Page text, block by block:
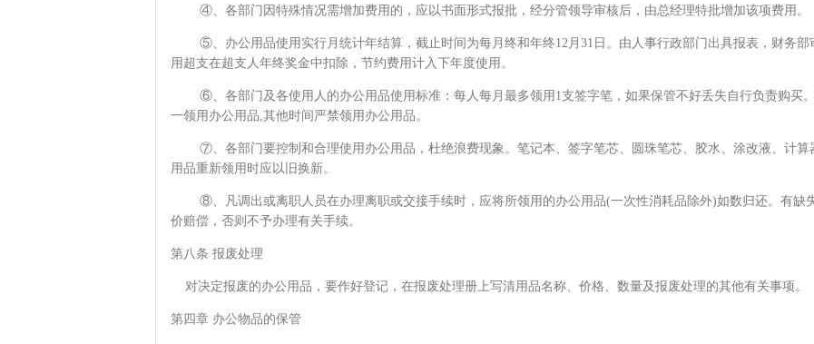
④、各部门因特殊情况需增加费用的，应以书面形式报批，经分管领导审核后，由总经理特批增加该项费用。
⑤、办公用品使用实行月统计年结算，截止时间为每月终和年终12月31日。由人事行政部门出具报表，财务部
用超支在超支人年终奖金中扣除，节约费用计入下年度使用。
⑥、各部门及各使用人的办公用品使用标准：每人每月最多领用1支签字笔，如果保管不好丢失自行负责购买
一领用办公用品,其他时间严禁领用办公用品。
⑦、各部门要控制和合理使用办公用品，杜绝浪费现象。笔记本、签字笔芯、圆珠笔芯、胶水、涂改液、计算
用品重新领用时应以旧换新。
⑧、凡调出或离职人员在办理离职或交接手续时，应将所领用的办公用品(一次性消耗品除外)如数归还。有缺
价赔偿，否则不予办理有关手续。
第八条 报废处理
对决定报废的办公用品，要作好登记，在报废处理册上写清用品名称、价格、数量及报废处理的其他有关事项
第四章 办公物品的保管